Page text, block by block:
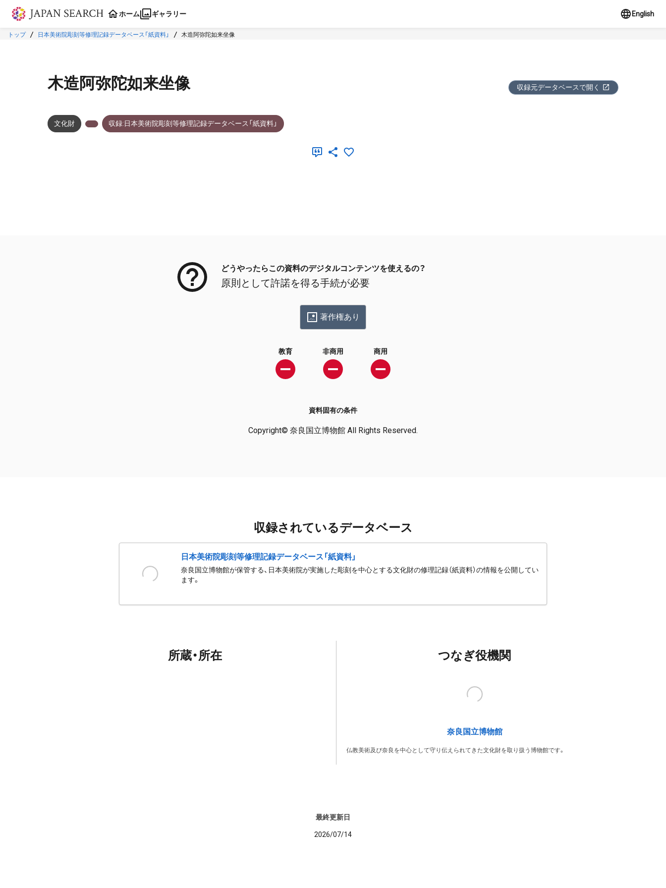
本文に飛ぶ
ホーム ギャラリー English
トップ 日本美術院彫刻等修理記録データベース「紙資料」 木造阿弥陀如来坐像
木造阿弥陀如来坐像 収録元データベースで開く
文化財 収録:日本美術院彫刻等修理記録データベース「紙資料」
どうやったらこの資料のデジタルコンテンツを使えるの？
原則として許諾を得る手続が必要
著作権あり
教育 非商用 商用
資料固有の条件
Copyright© 奈良国立博物館 All Rights Reserved.
収録されているデータベース
日本美術院彫刻等修理記録データベース「紙資料」
奈良国立博物館が保管する、日本美術院が実施した彫刻を中心とする文化財の修理記録（紙資料）の情報を公開してい
ます。
所蔵・所在 つなぎ役機関
奈良国立博物館
仏教美術及び奈良を中心として守り伝えられてきた文化財を取り扱う博物館です。
最終更新日
2026/07/14